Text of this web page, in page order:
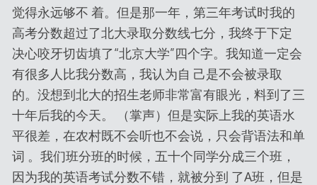
觉得永远够不 着。但是那一年，第三年考试时我的
高考分数超过了北大录取分数线七分，我终于下定
决心咬牙切齿填了“北京大学”四个字。我知道一定会
有很多人比我分数高，我认为自 己是不会被录取
的。没想到北大的招生老师非常富有眼光，料到了三
十年后我的今天。 （掌声）但是实际上我的英语水
平很差，在农村既不会听也不会说，只会背语法和单
词 。我们班分班的时候，五十个同学分成三个班，
因为我的英语考试分数不错，就被分到 了A班，但是